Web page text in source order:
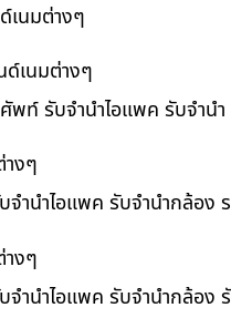
เนมต่างๆ
ด์เนมต่างๆ
พท์ รับจำนำไอแพค รับจำนำ
งๆ
จำนำไอแพค รับจำนำกล้อง ร
งๆ
ำนำไอแพค รับจำนำกล้อง